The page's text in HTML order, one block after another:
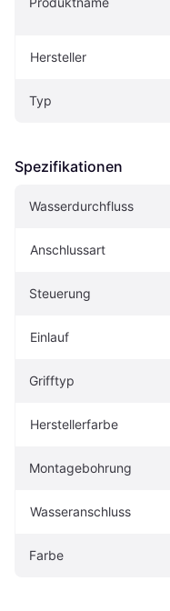
Hersteller
Typ
Spezifikationen
Wasserdurchfluss
Anschlussart
Steuerung
Einlauf
Grifftyp
Herstellerfarbe
Montagebohrung
Wasseranschluss
Farbe